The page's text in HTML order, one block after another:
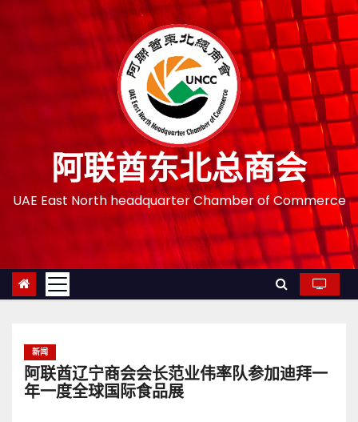
阿联酋东北总商会
UAE East North headquarter Chamber of Commerce
新闻
阿联酋辽宁商会会长范业伟率队参加迪拜一
年一度全球国际食品展